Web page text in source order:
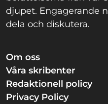
djupet. Engagerande
dela och diskutera.
Om oss
Våra skribenter
Redaktionell policy
Privacy Policy